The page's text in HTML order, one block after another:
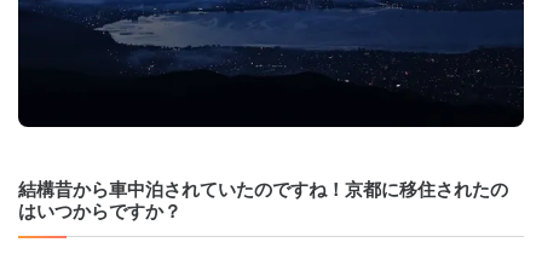
結構昔から車中泊されていたのですね！京都に移住されたの
はいつからですか？